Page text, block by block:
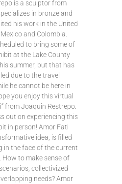
is a sculptor from
in bronze and
his work in the United
and Colombia.
to bring some of
at the Lake County
summer, but that has
due to the travel
he cannot be here in
you enjoy this virtual
from Joaquin Restrepo.
out on experiencing this
in person! Amor Fati
idea, is filled
in the face of the current
to make sense of
collectivized
needs? Amor